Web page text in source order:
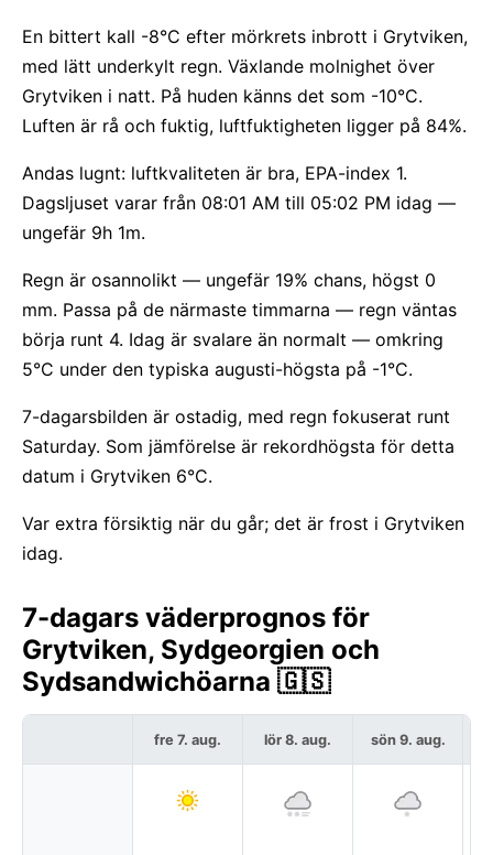
En bittert kall -8°C efter mörkrets inbrott i Grytviken,
med lätt underkylt regn. Växlande molnighet över
Grytviken i natt. På huden känns det som -10°C.
Luften är rå och fuktig, luftfuktigheten ligger på 84%.
Andas lugnt: luftkvaliteten är bra, EPA-index 1.
Dagsljuset varar från 08:01 AM till 05:02 PM idag —
ungefär 9h 1m.
Regn är osannolikt — ungefär 19% chans, högst 0
mm. Passa på de närmaste timmarna — regn väntas
börja runt 4. Idag är svalare än normalt — omkring
5°C under den typiska augusti-högsta på -1°C.
7-dagarsbilden är ostadig, med regn fokuserat runt
Saturday. Som jämförelse är rekordhögsta för detta
datum i Grytviken 6°C.
Var extra försiktig när du går; det är frost i Grytviken
idag.
7-dagars väderprognos för
Grytviken, Sydgeorgien och
Sydsandwichöarna 🇬🇸
fre 7. aug. lör 8. aug. sön 9. aug.